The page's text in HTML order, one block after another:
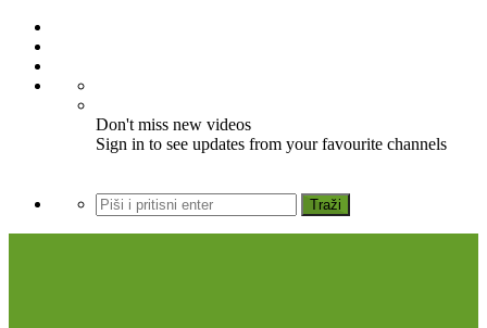
Don't miss new videos
Sign in to see updates from your favourite channels